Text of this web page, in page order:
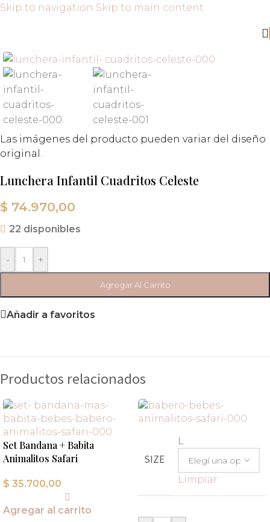
Skip to navigation Skip to main content
Las imágenes del producto pueden variar del diseño
original.
Lunchera Infantil Cuadritos Celeste
$ 74.970,00
22 disponibles
- +
Agregar Al Carrito
Añadir a favoritos
Productos relacionados
Set Bandana + Babita
Animalitos Safari
$ 35.700,00
Agregar al carrito
SIZE
L
Limpiar